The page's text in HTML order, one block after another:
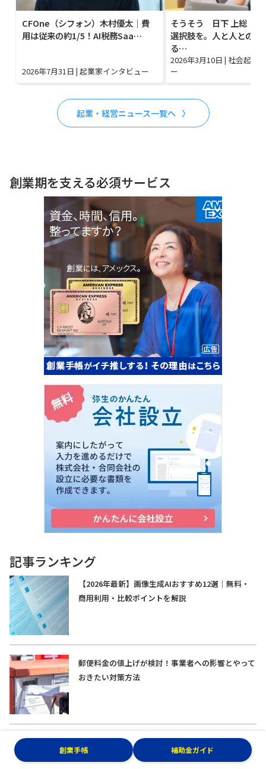
CFOne（シフォン）木村優太｜費
用は従来の約1/5！AI税務Saa…
2026年7月31日 | 起業家インタビュー
そうそう 日下 上総｜終
選択肢を。人と人との縁
る…
2026年3月10日 | 社会起業
ー
起業・経営ニュース一覧へ
創業期を支える必須サービス
記事ランキング
【2026年最新】画像生成AIおすすめ12選｜無料・
商用利用・比較ポイントを解説
郵便料金の値上げが検討！事業者への影響とやって
おきたい対策方法
食品の消費税1％案とは？免税事業者への影響と今
から準備しておきたいことを解説
創業手帳 補助金ガイド